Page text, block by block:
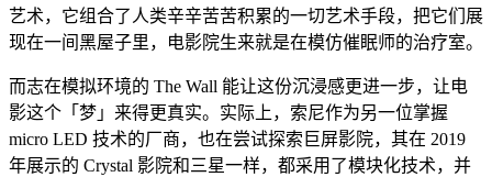
艺术，它组合了人类辛辛苦苦积累的一切艺术手段，把它们展
现在一间黑屋子里，电影院生来就是在模仿催眠师的治疗室。
而志在模拟环境的 The Wall 能让这份沉浸感更进一步，让电
影这个「梦」来得更真实。实际上，索尼作为另一位掌握
micro LED 技术的厂商，也在尝试探索巨屏影院，其在 2019
年展示的 Crystal 影院和三星一样，都采用了模块化技术，并